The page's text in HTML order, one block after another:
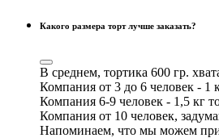
Какого размера торт лучше заказать?
В среднем, тортика 600 гр.
Компания от 3 до 6 человек - 1
Компания 6-9 человек - 1,5 кг
Компания от 10 человек,
Напоминаем, что мы можем